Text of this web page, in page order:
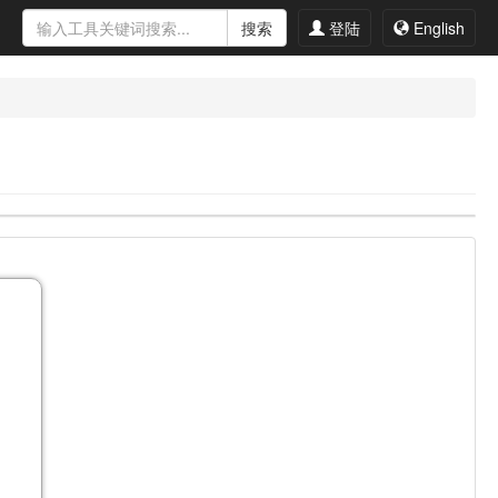
搜索 登陆 English